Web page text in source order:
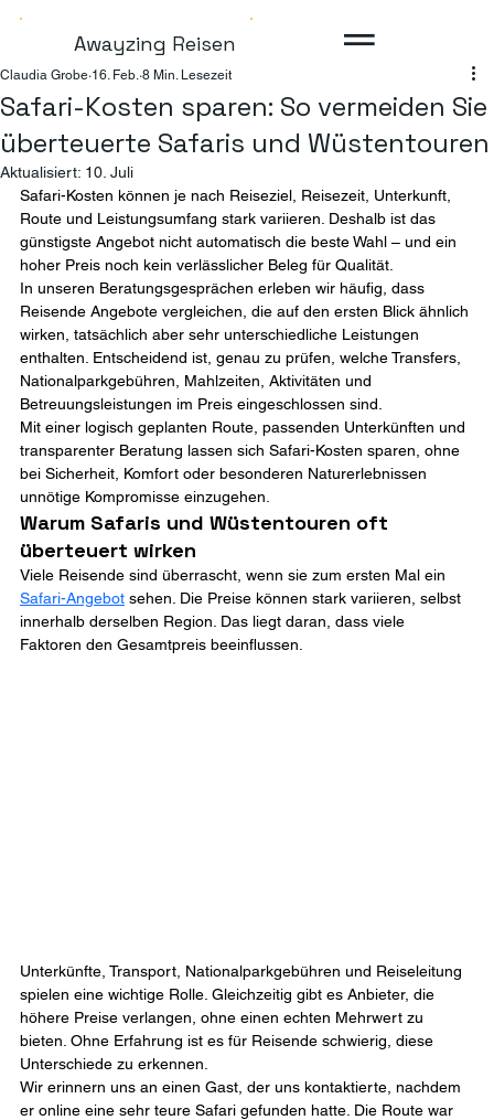
Awayzing Reisen
Safari-Kosten sparen: So vermeiden Sie
überteuerte Safaris und Wüstentouren
Claudia Grobe 16. Feb. 8 Min. Lesezeit
Aktualisiert: 10. Juli
Safari-Kosten können je nach Reiseziel, Reisezeit, Unterkunft,
Route und Leistungsumfang stark variieren. Deshalb ist das
günstigste Angebot nicht automatisch die beste Wahl – und ein
hoher Preis noch kein verlässlicher Beleg für Qualität.
In unseren Beratungsgesprächen erleben wir häufig, dass
Reisende Angebote vergleichen, die auf den ersten Blick ähnlich
wirken, tatsächlich aber sehr unterschiedliche Leistungen
enthalten. Entscheidend ist, genau zu prüfen, welche Transfers,
Nationalparkgebühren, Mahlzeiten, Aktivitäten und
Betreuungsleistungen im Preis eingeschlossen sind.
Mit einer logisch geplanten Route, passenden Unterkünften und
transparenter Beratung lassen sich Safari-Kosten sparen, ohne
bei Sicherheit, Komfort oder besonderen Naturerlebnissen
unnötige Kompromisse einzugehen.
Warum Safaris und Wüstentouren oft
überteuert wirken
Viele Reisende sind überrascht, wenn sie zum ersten Mal ein
Safari-Angebot sehen. Die Preise können stark variieren, selbst
innerhalb derselben Region. Das liegt daran, dass viele
Faktoren den Gesamtpreis beeinflussen.
Unterkünfte, Transport, Nationalparkgebühren und Reiseleitung
spielen eine wichtige Rolle. Gleichzeitig gibt es Anbieter, die
höhere Preise verlangen, ohne einen echten Mehrwert zu
bieten. Ohne Erfahrung ist es für Reisende schwierig, diese
Unterschiede zu erkennen.
Wir erinnern uns an einen Gast, der uns kontaktierte, nachdem
er online eine sehr teure Safari gefunden hatte. Die Route war